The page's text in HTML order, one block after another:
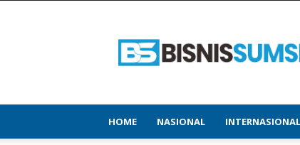
–
Menyajikan
&
Terupdate
HOME NASIONAL INTERNASIONAL